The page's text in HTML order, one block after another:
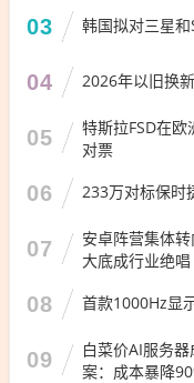
03 韩国拟对三星
04 2026年以旧换
05
特斯拉FSD在
对票
06 233万对标保时
07
安卓阵营集体
大底成行业绝唱
08 首款1000Hz显
09
白菜价AI服务
案：成本暴降